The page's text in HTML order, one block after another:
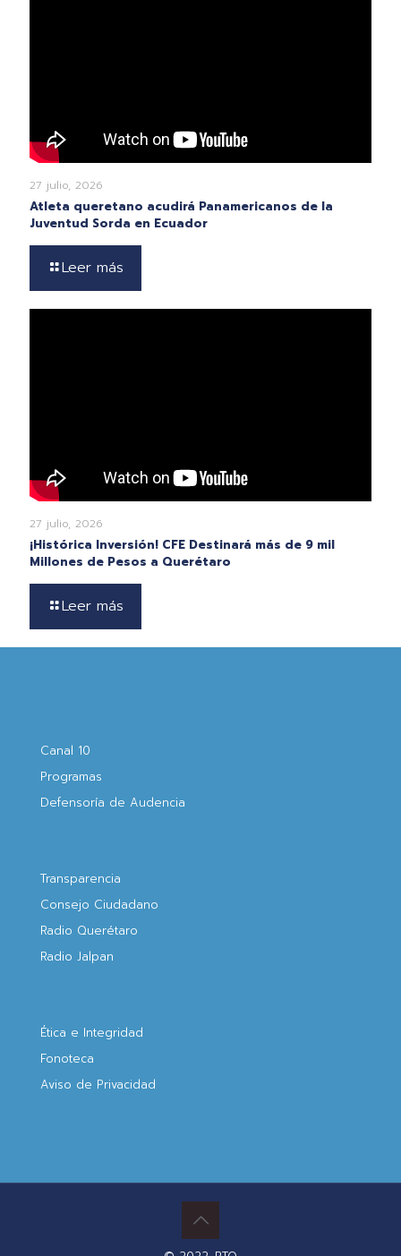
27 julio, 2026
Atleta queretano acudirá Panamericanos de la
Juventud Sorda en Ecuador
Leer más
27 julio, 2026
¡Histórica Inversión! CFE Destinará más de 9 mil
Millones de Pesos a Querétaro
Leer más
Canal 10
Programas
Defensoría de Audencia
Transparencia
Consejo Ciudadano
Radio Querétaro
Radio Jalpan
Ética e Integridad
Fonoteca
Aviso de Privacidad